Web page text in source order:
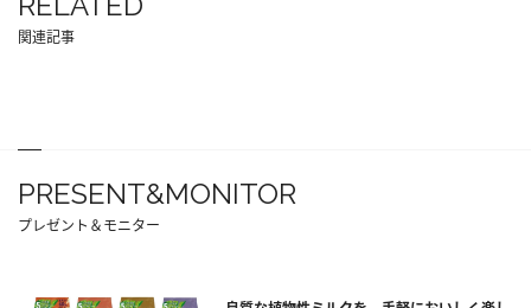
関連記事
PRESENT&MONITOR
プレゼント＆モニター